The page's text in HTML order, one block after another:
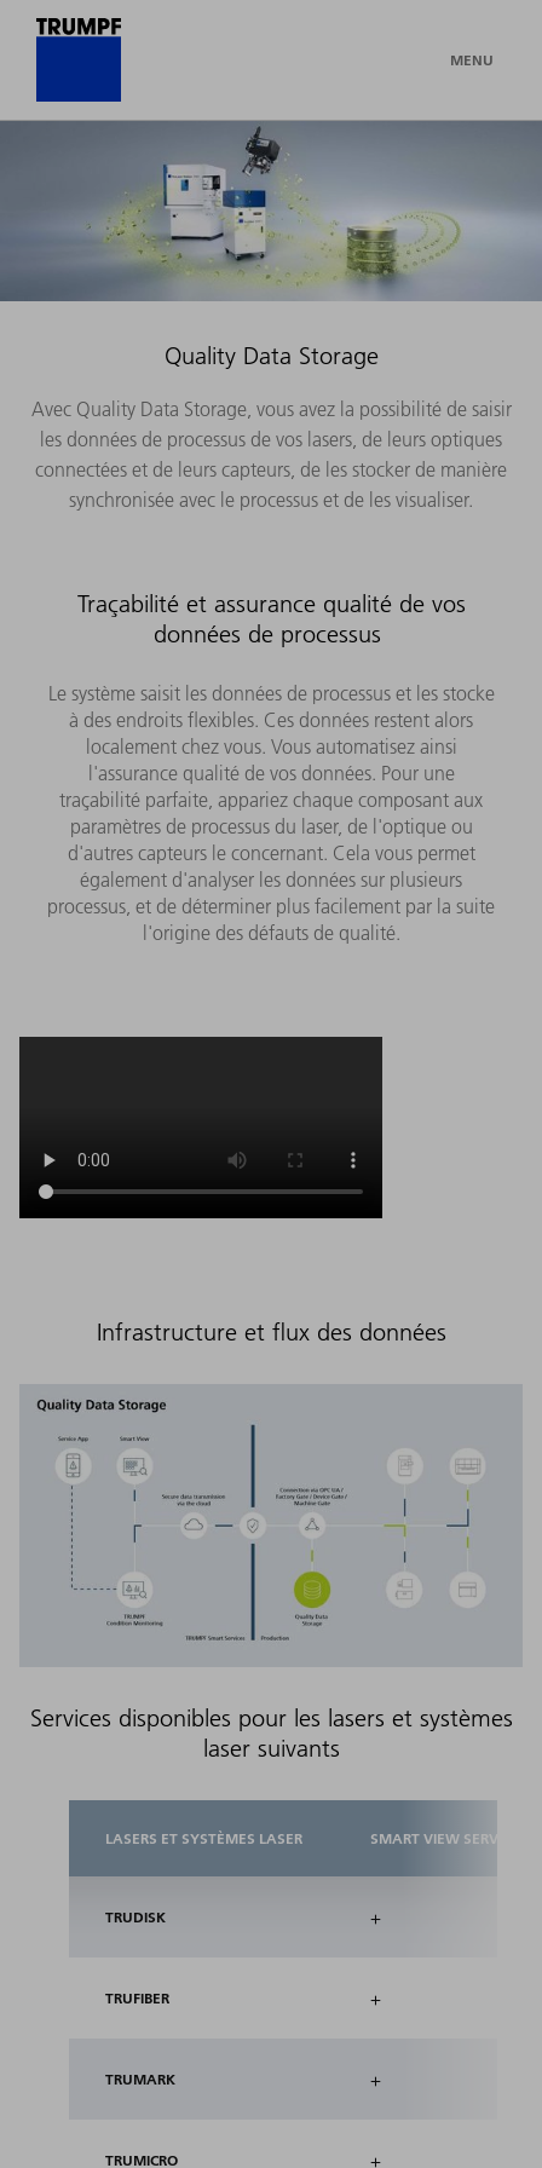
MENU
Quality Data Storage
Avec Quality Data Storage, vous avez la possibilité de saisir
les données de processus de vos lasers, de leurs optiques
connectées et de leurs capteurs, de les stocker de manière
synchronisée avec le processus et de les visualiser.
Traçabilité et assurance qualité de vos
données de processus
Le système saisit les données de processus et les stocke
à des endroits flexibles. Ces données restent alors
localement chez vous. Vous automatisez ainsi
l'assurance qualité de vos données. Pour une
traçabilité parfaite, appariez chaque composant aux
paramètres de processus du laser, de l'optique ou
d'autres capteurs le concernant. Cela vous permet
également d'analyser les données sur plusieurs
processus, et de déterminer plus facilement par la suite
l'origine des défauts de qualité.
Infrastructure et flux des données
Services disponibles pour les lasers et systèmes
laser suivants
LASERS ET SYSTÈMES LASER SMART VIEW SERVICES
TRUDISK +
TRUFIBER +
TRUMARK +
TRUMICRO +